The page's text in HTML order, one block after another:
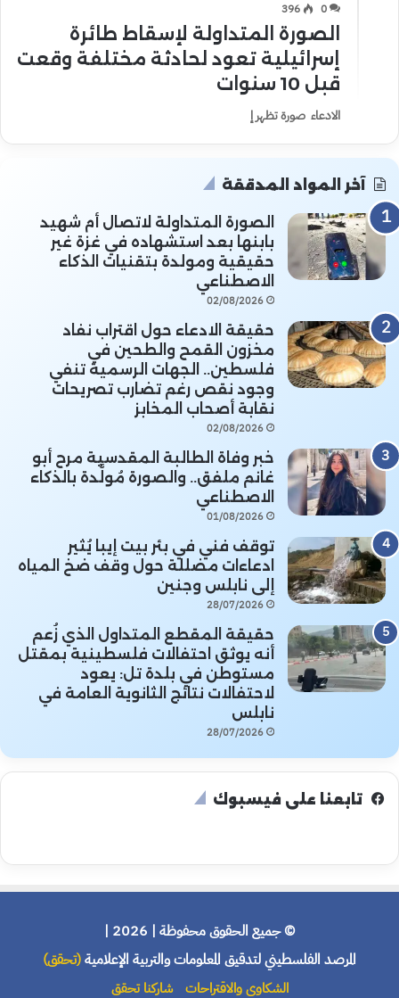
0
396
الصورة المتداولة لإسقاط طائرة
إسرائيلية تعود لحادثة مختلفة وقعت
قبل 10 سنوات
الادعاء صورة تظهر إ
آخر المواد المدققة
الصورة المتداولة لاتصال أم شهيد
بابنها بعد استشهاده في غزة غير
حقيقية ومولدة بتقنيات الذكاء
الاصطناعي
02/08/2026
حقيقة الادعاء حول اقتراب نفاد
مخزون القمح والطحين في
فلسطين.. الجهات الرسمية تنفي
وجود نقص رغم تضارب تصريحات
نقابة أصحاب المخابز
02/08/2026
خبر وفاة الطالبة المقدسية مرح أبو
غانم ملفق.. والصورة مُولَّدة بالذكاء
الاصطناعي
01/08/2026
توقف فني في بئر بيت إيبا يُثير
ادعاءات مضللة حول وقف ضخ المياه
إلى نابلس وجنين
28/07/2026
حقيقة المقطع المتداول الذي زُعم
أنه يوثق احتفالات فلسطينية بمقتل
مستوطن في بلدة تل: يعود
لاحتفالات نتائج الثانوية العامة في
نابلس
28/07/2026
تابعنا على فيسبوك
© جميع الحقوق محفوظة | 2026 |
المرصد الفلسطيني لتدقيق المعلومات والتربية الإعلامية(تحقق)
الشكاوى والاقتراحات شاركنا تحقق